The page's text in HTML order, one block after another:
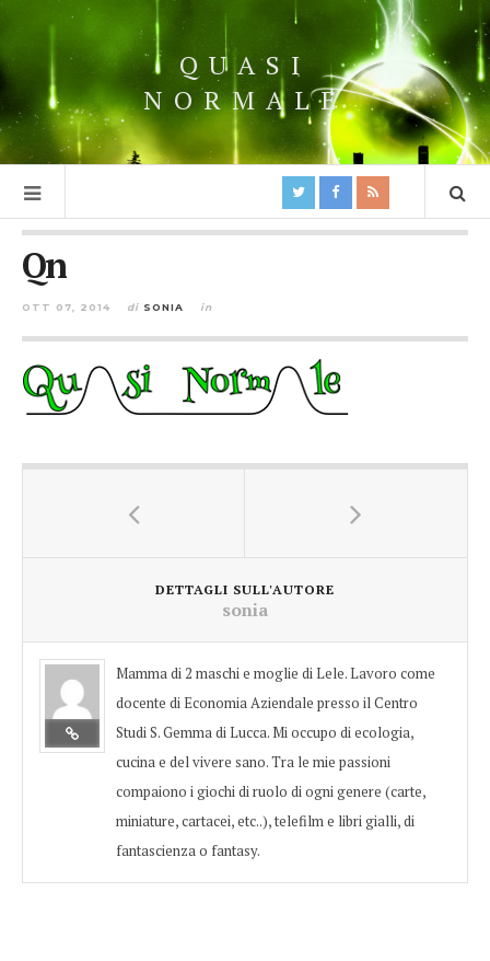
QUASI
NORMALE
Qn
OTT 07, 2014 di SONIA in
DETTAGLI SULL'AUTORE
sonia
Mamma di 2 maschi e moglie di Lele. Lavoro come
docente di Economia Aziendale presso il Centro
Studi S. Gemma di Lucca. Mi occupo di ecologia,
cucina e del vivere sano. Tra le mie passioni
compaiono i giochi di ruolo di ogni genere (carte,
miniature, cartacei, etc..), telefilm e libri gialli, di
fantascienza o fantasy.